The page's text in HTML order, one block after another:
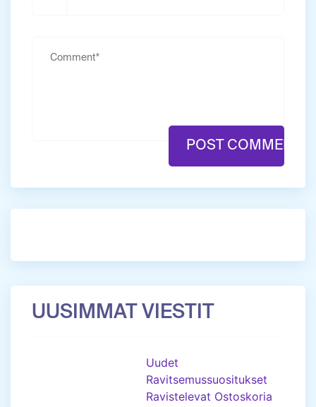
UUSIMMAT VIESTIT
Uudet
Ravitsemussuositukset
Ravistelevat Ostoskoria